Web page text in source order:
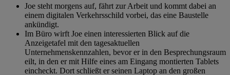
Joe steht morgens auf, fährt zur Arbeit und kommt dabei an
einem digitalen Verkehrsschild vorbei, das eine Baustelle
ankündigt.
Im Büro wirft Joe einen interessierten Blick auf die
Anzeigetafel mit den tagesaktuellen
Unternehmenskennzahlen, bevor er in den Besprechungsraum
eilt, in den er mit Hilfe eines am Eingang montierten Tablets
eincheckt. Dort schließt er seinen Laptop an den großen